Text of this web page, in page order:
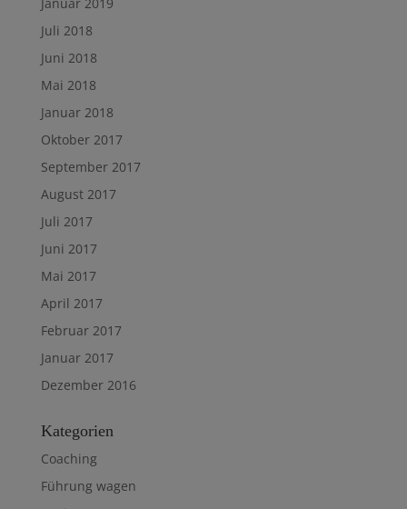
Juli 2018
Juni 2018
Mai 2018
Januar 2018
Oktober 2017
September 2017
August 2017
Juli 2017
Juni 2017
Mai 2017
April 2017
Februar 2017
Januar 2017
Dezember 2016
Kategorien
Coaching
Führung wagen